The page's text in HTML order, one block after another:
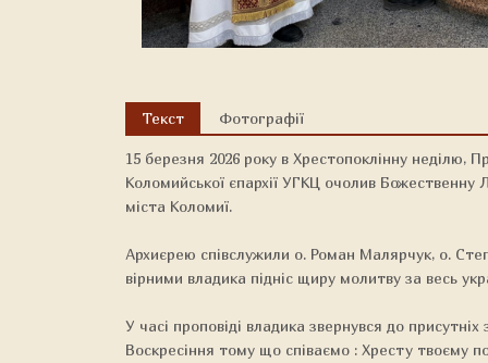
Текст Фотографії
15 березня 2026 року в Хрестопоклінну неділю,
Коломийської єпархії УГКЦ очолив
міста Коломиї.
Архиєрею співслужили о. Роман Малярчук, о.
вірними владика підніс щиру молитву за весь
У часі проповіді владика звернувся до
Воскресіння тому що співаємо : Хресту твоєму